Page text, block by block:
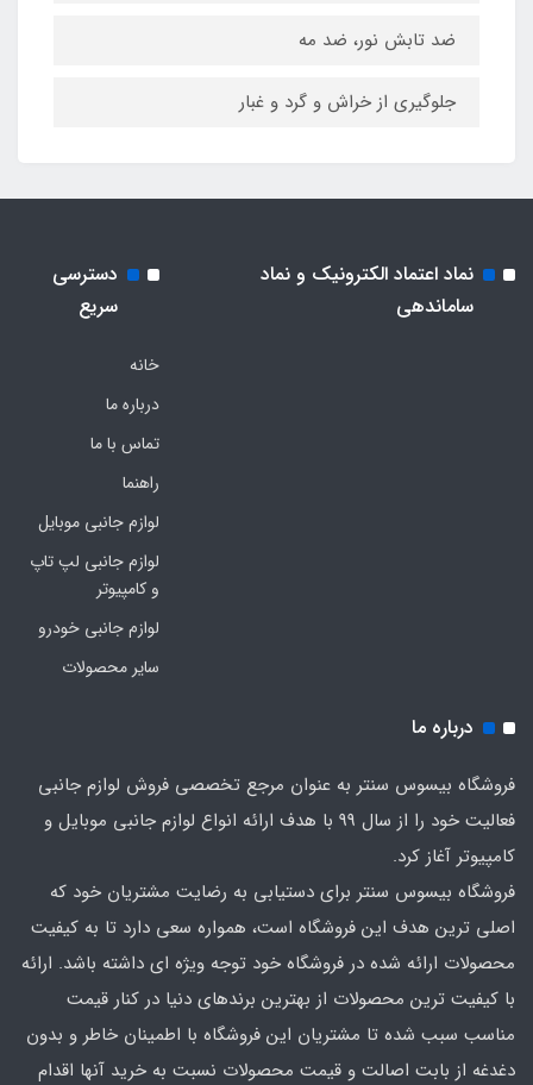
ضد تابش نور، ضد مه
جلوگیری از خراش و گرد و غبار
نماد اعتماد الکترونیک و نماد
ساماندهی
دسترسی
سریع
خانه
درباره ما
تماس با ما
راهنما
لوازم جانبی موبایل
لوازم جانبی لپ تاپ
و کامپیوتر
لوازم جانبی خودرو
سایر محصولات
درباره ما
فروشگاه بیسوس سنتر به عنوان مرجع تخصصی فروش لوازم جانبی
فعالیت خود را از سال 99 با هدف ارائه انواع لوازم جانبی موبایل و
کامپیوتر آغاز کرد.
فروشگاه بیسوس سنتر برای دستیابی به رضایت مشتریان خود که
اصلی‌ ترین هدف این فروشگاه است، همواره سعی دارد تا به کیفیت
محصولات ارائه شده در فروشگاه خود توجه ویژه ای داشته باشد. ارائه
با کیفیت‌ ترین محصولات از بهترین برندهای دنیا در کنار قیمت
مناسب سبب شده تا مشتریان این فروشگاه با اطمینان خاطر و بدون
دغدغه از بابت اصالت و قیمت محصولات نسبت به خرید آنها اقدام